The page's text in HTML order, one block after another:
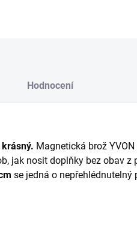
Hodnocení
Magnetická brož
jak nosit doplňky bez obav z
se jedná o nepřehlédnutelný